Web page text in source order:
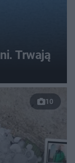
Trwają
10